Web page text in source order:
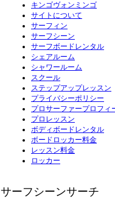
キンゴヴォンミンゴ
サイトについて
サーフィン
サーフシーン
サーフボードレンタル
シェアルーム
シャワールーム
スクール
ステップアップレッスン
プライバシーポリシー
プロサーファープロフィ
プロレッスン
ボディボードレンタル
ボードロッカー料金
レッスン料金
ロッカー
サーフシーンサーチ